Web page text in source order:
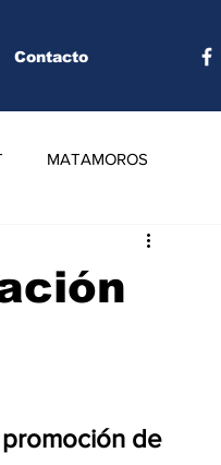
Contacto
MATAMOROS
de